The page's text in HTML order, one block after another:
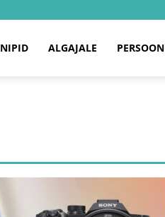
NIPID ALGAJALE PERSOON